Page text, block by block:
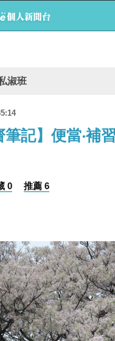
淑班
筆記】便當‧補
0 推薦 6